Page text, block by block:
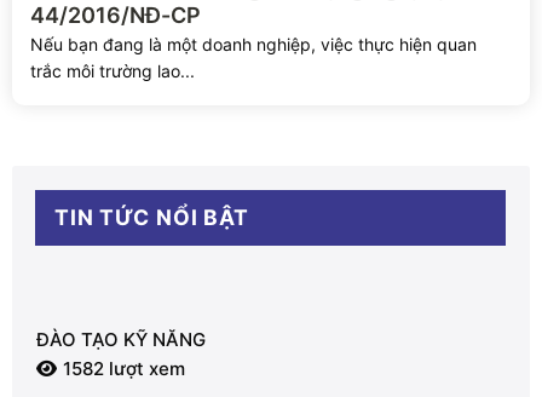
44/2016/NĐ-CP
Nếu bạn đang là một doanh nghiệp, việc thực hiện quan
trắc môi trường lao...
TIN TỨC NỔI BẬT
ĐÀO TẠO KỸ NĂNG
1582 lượt xem